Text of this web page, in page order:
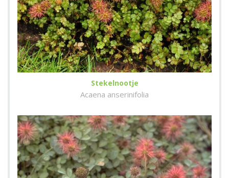
Stekelnootje
Acaena anserinifolia